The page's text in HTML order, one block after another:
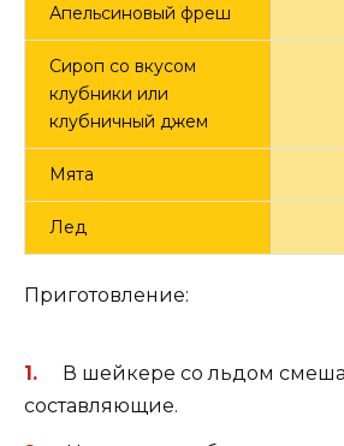
Апельсиновый фреш
Сироп со вкусом
клубники или
клубничный джем
Мята
Лед
Приготовление:
В шейкере со льдом
составляющие.